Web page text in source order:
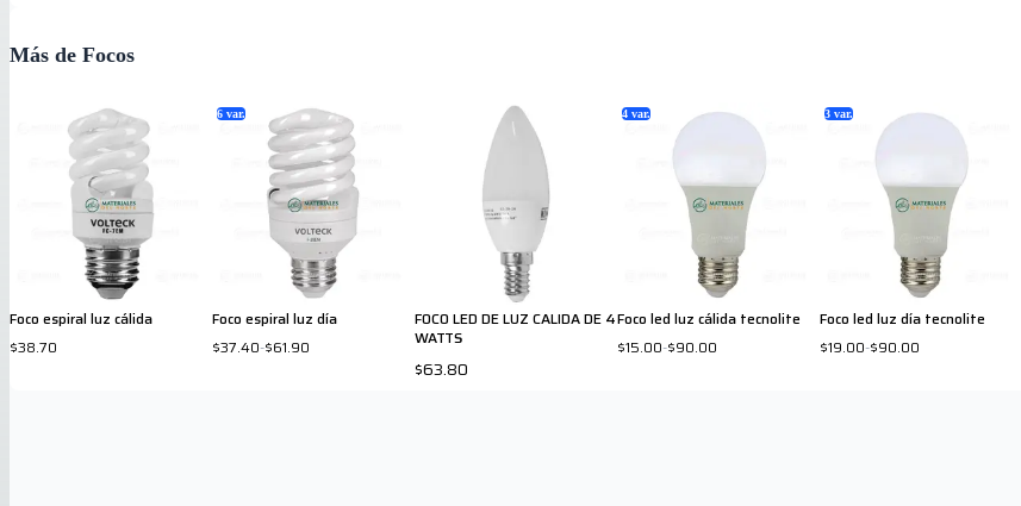
Más de Focos
Foco espiral luz cálida
$38.70
6 var.
Foco espiral luz día
$37.40-$61.90
FOCO LED DE LUZ CALIDA DE 4
WATTS
$63.80
4 var.
Foco led luz cálida tecnolite
$15.00-$90.00
3 var.
Foco led luz día tecnolite
$19.00-$90.00